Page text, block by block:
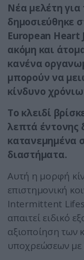
Νέα μελέτη
δημοσιεύθηκε
European
ακόμη και
κανένα
μπορούν να
κίνδυνο
Το κλειδί
λεπτά έντονης
κατανεμημένα
διαστήματα.
Αυτή η μορφή
επιστημονική
Intermittent
απαιτεί ειδικό
αξιοποίηση των
υποχρεώσεων με